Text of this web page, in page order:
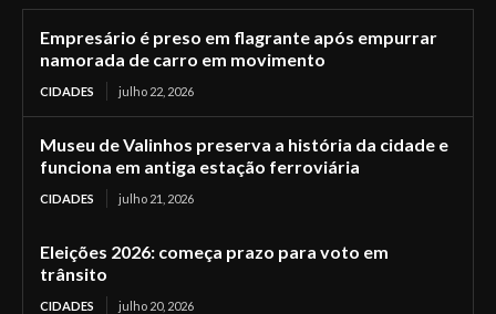
Empresário é preso em flagrante após empurrar
namorada de carro em movimento
CIDADES julho 22, 2026
Museu de Valinhos preserva a história da cidade e
funciona em antiga estação ferroviária
CIDADES julho 21, 2026
Eleições 2026: começa prazo para voto em
trânsito
CIDADES julho 20, 2026